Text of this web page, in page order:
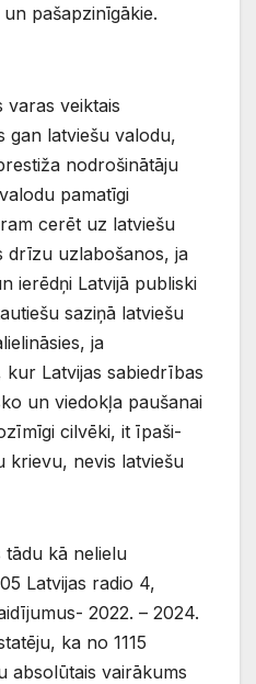
pašapzinīgākie.
varas veiktais
gan latviešu valodu,
nodrošinātāju
pamatīgi
cerēt uz latviešu
drīzu uzlabošanos, ja
ierēdņi Latvijā publiski
saziņā latviešu
ja
kur Latvijas sabiedrības
un viedokļa paušanai
cilvēki, it īpaši-
krievu, nevis latviešu
tādu kā nelielu
Latvijas radio 4,
2022. – 2024.
ka no 1115
absolūtais vairākums